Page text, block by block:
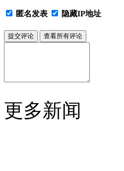
匿名发表 隐藏IP地址
更多新闻